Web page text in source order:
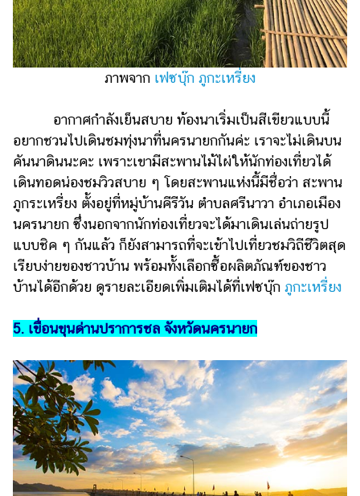
ภาพจาก เฟซบุ๊ก ภูกะเหรี่ยง
อากาศกำลังเย็นสบาย ท้องนาเริ่มเป็นสีเขียวแบบนี้
อยากชวนไปเดินชมทุ่งนาที่นครนายกกันค่ะ เราจะไม่เดินบน
คันนาดินนะคะ เพราะเขามีสะพานไม้ไผ่ให้นักท่องเที่ยวได้
เดินทอดน่องชมวิวสบาย ๆ โดยสะพานแห่งนี้มีชื่อว่า สะพาน
ภูกระเหรี่ยง ตั้งอยู่ที่หมู่บ้านคีรีวัน ตำบลศรีนาวา อำเภอเมือง
นครนายก ซึ่งนอกจากนักท่องเที่ยวจะได้มาเดินเล่นถ่ายรูป
แบบชิค ๆ กันแล้ว ก็ยังสามารถที่จะเข้าไปเที่ยวชมวิถีชีวิตสุด
เรียบง่ายของชาวบ้าน พร้อมทั้งเลือกซื้อผลิตภัณฑ์ของชาว
บ้านได้อีกด้วย ดูรายละเอียดเพิ่มเติมได้ที่เฟซบุ๊ก ภูกะเหรี่ยง
5. เขื่อนขุนด่านปราการชล จังหวัดนครนายก